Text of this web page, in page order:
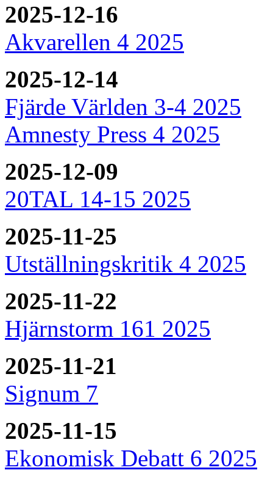
2025-12-16
Akvarellen 4 2025
2025-12-14
Fjärde Världen 3-4 2025
Amnesty Press 4 2025
2025-12-09
20TAL 14-15 2025
2025-11-25
Utställningskritik 4 2025
2025-11-22
Hjärnstorm 161 2025
2025-11-21
Signum 7
2025-11-15
Ekonomisk Debatt 6 2025